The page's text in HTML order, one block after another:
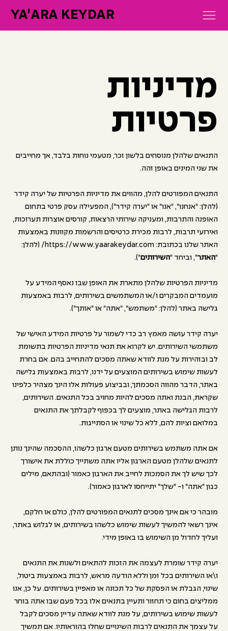
YA'ARA KEYDAR
מדיניות
פרטיות
התנאים שלהלן מנוסחים בלשון זכר, מטעמי נוחות בלבד, אך מחייבים
את שני המינים באופן זהה.
התנאים המפורטים להלן, מהווים את מדיניות הפרטיות של יערה קידר
(להלן: "אנחנו", "אנו" או "יערה קידר"), המפעילה עסק פרטי בתחום
האופנה והתרבות, ומעניקה שירותי הרצאות, קורסים אוצרות תערוכות,
ואירועי תרבות, לרבות מכירת כרטיסים והרשמות מקוונות באמצעות
האתר שלנו בכתובת: https://www.yaarakeydar.com/ (להלן:
"האתר", וביחד "השירותים").
מדיניות הפרטיות שלהלן מתארת את האופן שבו נאסף המידע על
מועמדים המבקרים ו/או המשתמשים בשירותים, לרבות באמצעות
גלישה באתר (להלן: "משתמש", "אתה" או "אותך").
יערה קידר עושה מאמץ רב כדי לשמור על פרטיות המידע האישי של
משתמשי השירותים. יש לקרוא את תנאי מדיניות הפרטיות בתשומת
לב ובזהירות על מנת לוודא שאתה מסכים להתחייב בהם. אם בחרת
לעשות שימוש בשירותים המוצעים על ידנו, לרבות באמצעות גלישה
באתר, הדבר מהווה הסכמתך, ובביצוע פעולות אלו הינך מצהיר כלפינו
שקראת, הבנת ואתה מסכים להיות מחויב בכל התנאים. השירותים,
לרבות הגלישה באתר, מוצעים לך בכפוף לקבלתך את התנאים
במלואם וציות להם, ללא כל שינוי או הסתייגות.
אם אתה משתמש בשירותים מטעם ארגון כלשהו, ההסכמה שהינך נותן
לתנאים שלהלן מטעם הארגון אליו אתה משתייך כוללת את אישורך
לכך שיש לך את הסמכות לחייב את הארגון כאמור (ובהתאם, מילים
כגון "אתה" ו- "שלך" יתייחסו לארגון כאמור).
מובהר כי אם אינך מסכים לתנאים המפורטים להלן, כולם או חלקם,
אינך רשאי להמשיך לעשות שימוש כלשהו בשירותים, או לגלוש באתר,
ועליך לחדול מן השימוש בו באופן מידי.
יערה קידר שומרת לעצמה את הזכות להתאים ולשנות את התנאים
ו\או השירותים בכל זמן וללא הודעה מראש, לרבות באמצעות ביטול,
שינוי, הגבלת או הפסקת של כל תכונה או מאפיין בשירותים. על כן, אנו
ממליצים בחום כי תחזור ותעיין בתנאים אלו בכל פעם שבו אתה בוחר
לעשות שימוש בשירותים, על מנת לוודא שאתה עדיין מסכים לקבל
על עצמך את התנאים לרבות השינויים שחלו בהוראותיו. אם תמשיך